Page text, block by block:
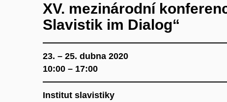
XV. mezinárodní
Slavistik im Dialog“
23. – 25. dubna 2020
10:00 – 17:00
Institut slavistiky